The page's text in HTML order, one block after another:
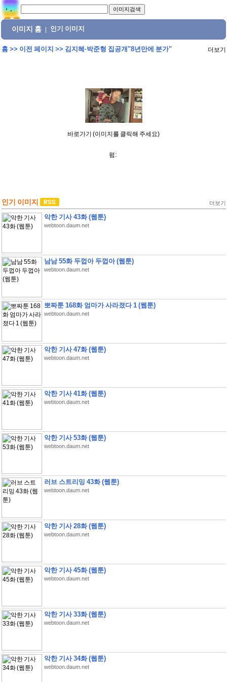
이미지 홈 인기 이미지
홈>> 이전 페이지 >> 김지혜·박준형 집공개"8년만에 분가" 더보기
바로가기 (이미지를 클릭해 주세요)
펌:
인기 이미지 더보기
악한 기사 43화 (웹툰)
webtoon.daum.net
남남 55화 두껍아 두껍아 (웹툰)
webtoon.daum.net
뽀짜툰 168화 엄마가 사라졌다 1 (웹툰)
webtoon.daum.net
악한 기사 47화 (웹툰)
webtoon.daum.net
악한 기사 41화 (웹툰)
webtoon.daum.net
악한 기사 53화 (웹툰)
webtoon.daum.net
러브 스트리밍 43화 (웹툰)
webtoon.daum.net
악한 기사 28화 (웹툰)
webtoon.daum.net
악한 기사 45화 (웹툰)
webtoon.daum.net
악한 기사 33화 (웹툰)
webtoon.daum.net
악한 기사 34화 (웹툰)
webtoon.daum.net